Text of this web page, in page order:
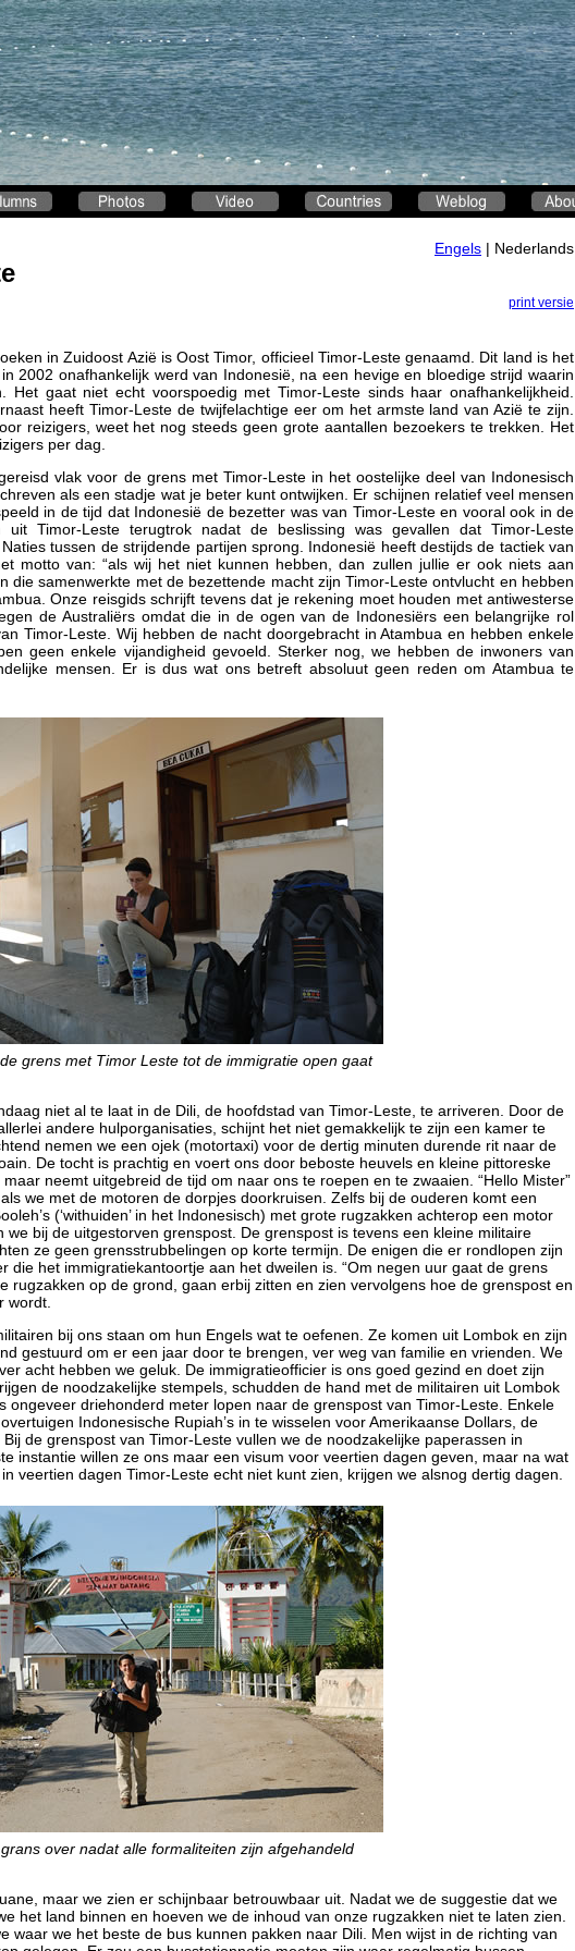
Engels | Nederlands
print versie
in Zuidoost Azië is Oost Timor, officieel Timor-Leste genaamd. Dit land is het
2002 onafhankelijk werd van Indonesië, na een hevige en bloedige strijd waarin
Het gaat niet echt voorspoedig met Timor-Leste sinds haar onafhankelijkheid.
heeft Timor-Leste de twijfelachtige eer om het armste land van Azië te zijn.
reizigers, weet het nog steeds geen grote aantallen bezoekers te trekken. Het
per dag.
vlak voor de grens met Timor-Leste in het oostelijke deel van Indonesisch
als een stadje wat je beter kunt ontwijken. Er schijnen relatief veel mensen
in de tijd dat Indonesië de bezetter was van Timor-Leste en vooral ook in de
Timor-Leste terugtrok nadat de beslissing was gevallen dat Timor-Leste
tussen de strijdende partijen sprong. Indonesië heeft destijds de tactiek van
motto van: “als wij het niet kunnen hebben, dan zullen jullie er ook niets aan
die samenwerkte met de bezettende macht zijn Timor-Leste ontvlucht en hebben
Onze reisgids schrijft tevens dat je rekening moet houden met antiwesterse
de Australiërs omdat die in de ogen van de Indonesiërs een belangrijke rol
Timor-Leste. Wij hebben de nacht doorgebracht in Atambua en hebben enkele
geen enkele vijandigheid gevoeld. Sterker nog, we hebben de inwoners van
mensen. Er is dus wat ons betreft absoluut geen reden om Atambua te
grens met Timor Leste tot de immigratie open gaat
niet al te laat in de Dili, de hoofdstad van Timor-Leste, te arriveren. Door de
andere hulporganisaties, schijnt het niet gemakkelijk te zijn een kamer te
nemen we een ojek (motortaxi) voor de dertig minuten durende rit naar de
De tocht is prachtig en voert ons door beboste heuvels en kleine pittoreske
neemt uitgebreid de tijd om naar ons te roepen en te zwaaien. “Hello Mister”
we met de motoren de dorpjes doorkruisen. Zelfs bij de ouderen komt een
(‘withuiden’ in het Indonesisch) met grote rugzakken achterop een motor
bij de uitgestorven grenspost. De grenspost is tevens een kleine militaire
ze geen grensstrubbelingen op korte termijn. De enigen die er rondlopen zijn
die het immigratiekantoortje aan het dweilen is. “Om negen uur gaat de grens
rugzakken op de grond, gaan erbij zitten en zien vervolgens hoe de grenspost en
wordt.
bij ons staan om hun Engels wat te oefenen. Ze komen uit Lombok en zijn
gestuurd om er een jaar door te brengen, ver weg van familie en vrienden. We
acht hebben we geluk. De immigratieofficier is ons goed gezind en doet zijn
de noodzakelijke stempels, schudden de hand met de militairen uit Lombok
ongeveer driehonderd meter lopen naar de grenspost van Timor-Leste. Enkele
Indonesische Rupiah’s in te wisselen voor Amerikaanse Dollars, de
de grenspost van Timor-Leste vullen we de noodzakelijke paperassen in
instantie willen ze ons maar een visum voor veertien dagen geven, maar na wat
veertien dagen Timor-Leste echt niet kunt zien, krijgen we alsnog dertig dagen.
over nadat alle formaliteiten zijn afgehandeld
maar we zien er schijnbaar betrouwbaar uit. Nadat we de suggestie dat we
het land binnen en hoeven we de inhoud van onze rugzakken niet te laten zien.
waar we het beste de bus kunnen pakken naar Dili. Men wijst in de richting van